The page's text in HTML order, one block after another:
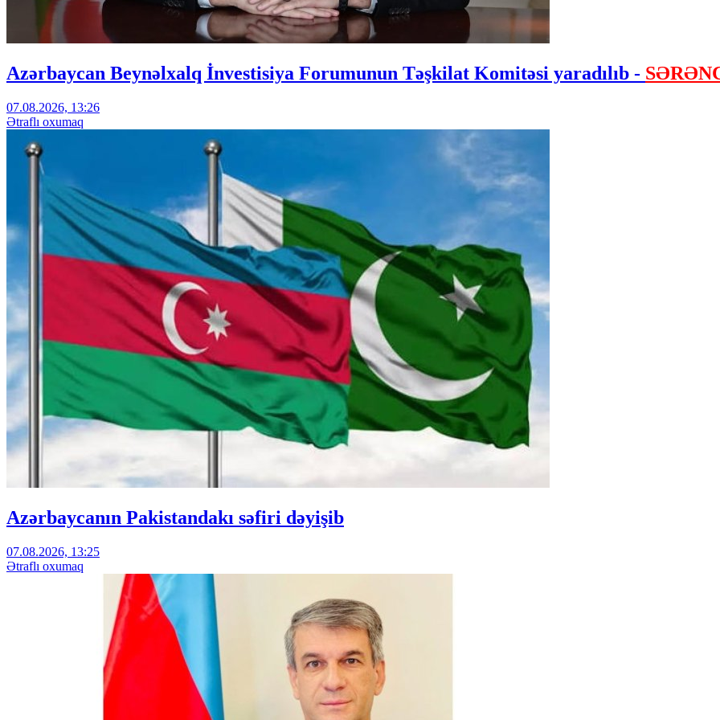
Azərbaycan Beynəlxalq İnvestisiya Forumunun Təşkilat Komitəsi yaradılıb -
07.08.2026, 13:26
Ətraflı oxumaq
Azərbaycanın Pakistandakı səfiri dəyişib
07.08.2026, 13:25
Ətraflı oxumaq